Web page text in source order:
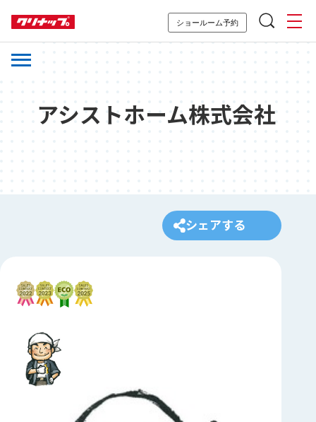
ショールーム予約
アシストホーム株式会社
シェアする